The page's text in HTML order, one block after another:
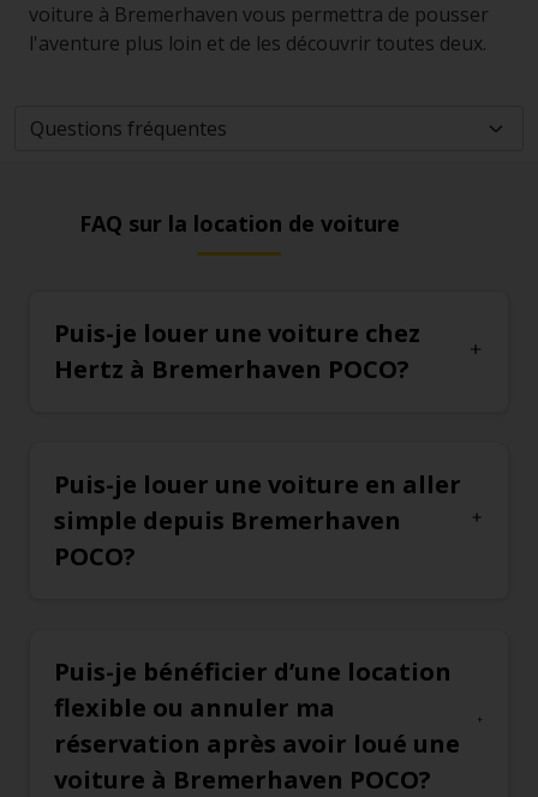
voiture à Bremerhaven vous permettra de pousser
l'aventure plus loin et de les découvrir toutes deux.
FAQ sur la location de voiture
Puis-je louer une voiture chez
Hertz à Bremerhaven POCO?
Puis-je louer une voiture en aller
simple depuis Bremerhaven
POCO?
Puis-je bénéficier d’une location
flexible ou annuler ma
réservation après avoir loué une
voiture à Bremerhaven POCO?